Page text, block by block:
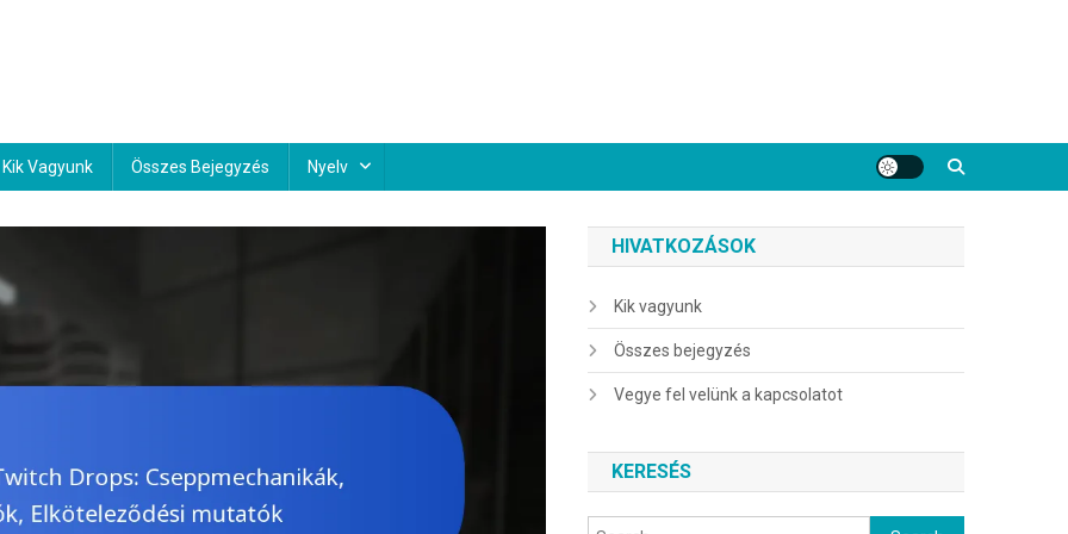
Kik Vagyunk Összes Bejegyzés Nyelv
HIVATKOZÁSOK
Kik vagyunk
Összes bejegyzés
Vegye fel velünk a kapcsolatot
KERESÉS
Search